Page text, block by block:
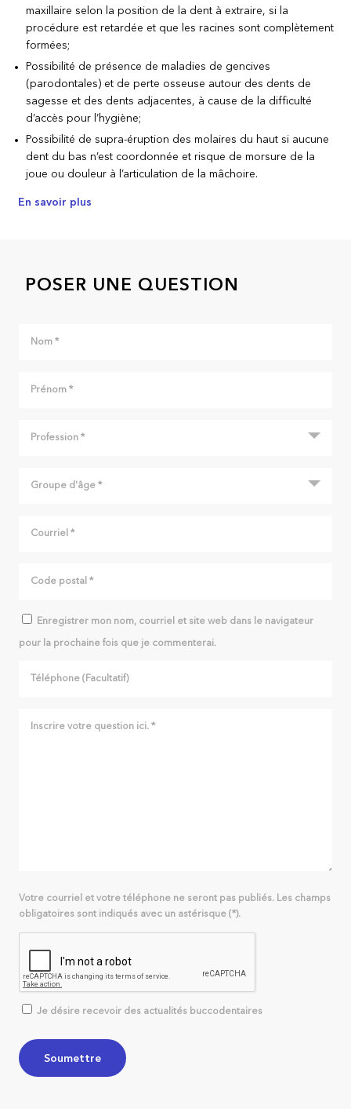
maxillaire selon la position de la dent à extraire, si la
procédure est retardée et que les racines sont complètement
formées;
Possibilité de présence de maladies de gencives
(parodontales) et de perte osseuse autour des dents de
sagesse et des dents adjacentes, à cause de la difficulté
d’accès pour l’hygiène;
Possibilité de supra-éruption des molaires du haut si aucune
dent du bas n’est coordonnée et risque de morsure de la
joue ou douleur à l’articulation de la mâchoire.
En savoir plus
POSER UNE QUESTION
Enregistrer mon nom, courriel et site web dans le navigateur
pour la prochaine fois que je commenterai.
Votre courriel et votre téléphone ne seront pas publiés. Les champs
obligatoires sont indiqués avec un astérisque (*).
Je désire recevoir des actualités buccodentaires